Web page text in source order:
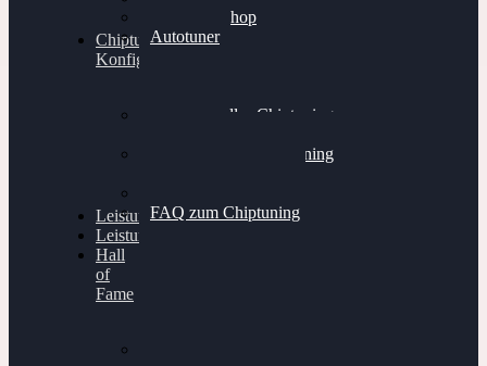
Alientech Shop
Autotuner
Chiptuning
Konfigurator
Professionelles Chiptuning
Professionelles Chiptuning
FAQ zum Chiptuning
Leistungsmessung
Leistungsprüfstand
Hall
of
Fame